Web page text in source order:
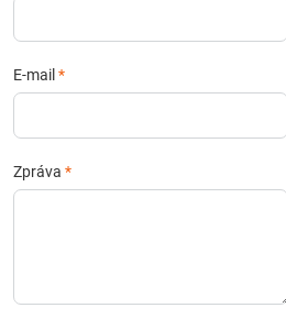
E-mail *
Zpráva *